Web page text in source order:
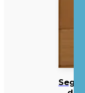
Seguro